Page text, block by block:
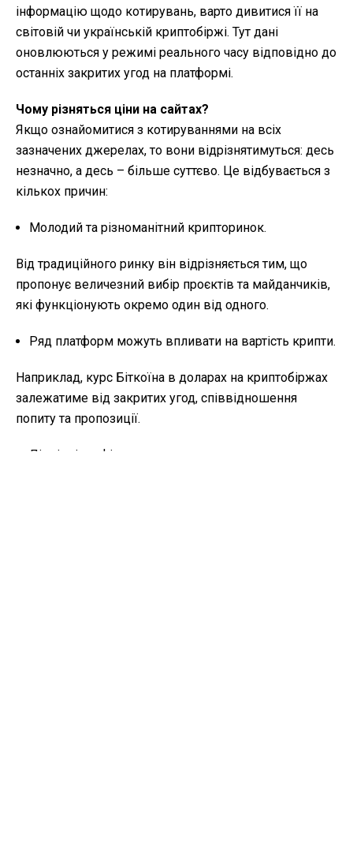
інформацію щодо котирувань, варто дивитися її на
світовій чи українській криптобіржі. Тут дані
оновлюються у режимі реального часу відповідно до
останніх закритих угод на платформі.
Чому різняться ціни на сайтах?
Якщо ознайомитися з котируваннями на всіх
зазначених джерелах, то вони відрізнятимуться: десь
незначно, а десь – більше суттєво. Це відбувається з
кількох причин:
Молодий та різноманітний крипторинок.
Від традиційного ринку він відрізняється тим, що
пропонує величезний вибір проєктів та майданчиків,
які функціонують окремо один від одного.
Ряд платформ можуть впливати на вартість крипти.
Наприклад, курс Біткоїна в доларах на криптобіржах
залежатиме від закритих угод, співвідношення
попиту та пропозиції.
Ліквідність фіату держави, де зареєстровано